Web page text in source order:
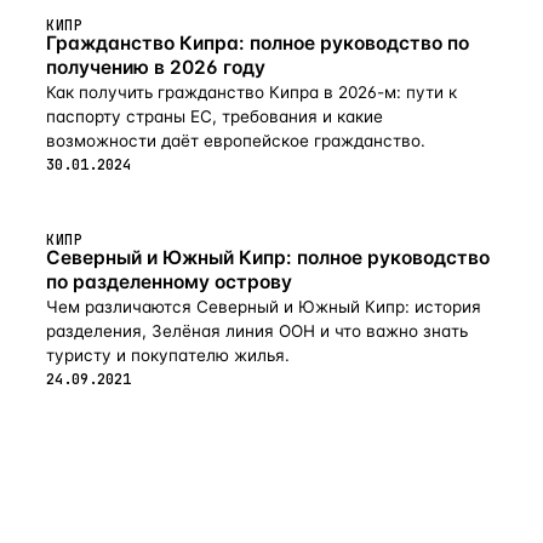
КИПР
Гражданство Кипра: полное руководство по
получению в 2026 году
Как получить гражданство Кипра в 2026-м: пути к
паспорту страны ЕС, требования и какие
возможности даёт европейское гражданство.
30.01.2024
КИПР
Северный и Южный Кипр: полное руководство
по разделенному острову
Чем различаются Северный и Южный Кипр: история
разделения, Зелёная линия ООН и что важно знать
туристу и покупателю жилья.
24.09.2021